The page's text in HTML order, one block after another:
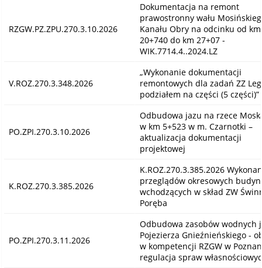
RZGW.PZ.ZPU.270.3.10.2026
Dokumentacja na remont
prawostronny wału
Kanału Obry na odcinku od km
20+740 do km 27+07 -
WIK.7714.4..2024.LZ
V.ROZ.270.3.348.2026
„Wykonanie dokumentacji
remontowych dla zadań ZZ
podziałem na części (5 części)”
PO.ZPI.270.3.10.2026
Odbudowa jazu na rzece
w km 5+523 w m. Czarnotki –
aktualizacja dokumentacji
projektowej
K.ROZ.270.3.385.2026
K.ROZ.270.3.385.2026
przeglądów okresowych
wchodzących w skład ZW
Poręba
PO.ZPI.270.3.11.2026
Odbudowa zasobów wodnych
Pojezierza Gnieźnieńskiego -
w kompetencji RZGW w
regulacja spraw